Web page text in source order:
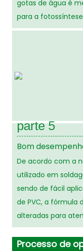
gotas de água é
para a
parte 5
Bom
De acordo com a
utilizado em
sendo de fácil
de PVC, a fórmula
alteradas para
Processo de